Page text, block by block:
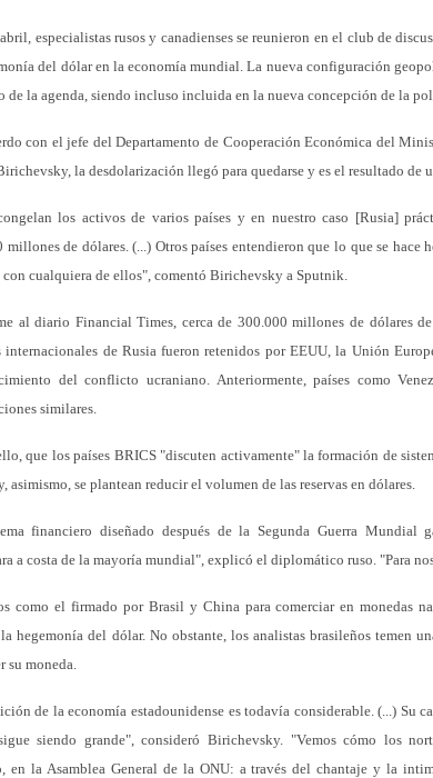
especialistas rusos y canadienses se reunieron en el club de
del dólar en la economía mundial. La nueva configuración
de la agenda, siendo incluso incluida en la nueva concepción de la
con el jefe del Departamento de Cooperación Económica del
la desdolarización llegó para quedarse y es el resultado de
los activos de varios países y en nuestro caso [Rusia]
millones de dólares. (...) Otros países entendieron que lo que se hace
con cualquiera de ellos", comentó Birichevsky a Sputnik.
al diario Financial Times, cerca de 300.000 millones de dólares
internacionales de Rusia fueron retenidos por EEUU, la Unión
del conflicto ucraniano. Anteriormente, países como
similares.
que los países BRICS "discuten activamente" la formación de
asimismo, se plantean reducir el volumen de las reservas en dólares.
financiero diseñado después de la Segunda Guerra Mundial
a costa de la mayoría mundial", explicó el diplomático ruso. "Para
como el firmado por Brasil y China para comerciar en monedas
hegemonía del dólar. No obstante, los analistas brasileños temen
su moneda.
de la economía estadounidense es todavía considerable. (...) Su
siendo grande", consideró Birichevsky. "Vemos cómo los
en la Asamblea General de la ONU: a través del chantaje y la